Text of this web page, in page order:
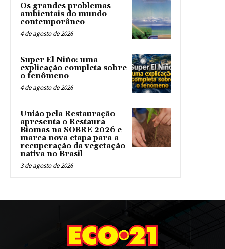
Os grandes problemas
ambientais do mundo
contemporâneo
4 de agosto de 2026
Super El Niño: uma
explicação completa sobre
o fenômeno
4 de agosto de 2026
União pela Restauração
apresenta o Restaura
Biomas na SOBRE 2026 e
marca nova etapa para a
recuperação da vegetação
nativa no Brasil
3 de agosto de 2026